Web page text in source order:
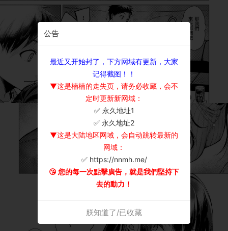
公告
最近又开始封了，下方网域有更新，大家
记得截图！！
▼这是楠楠的走失页，请务必收藏，会不
定时更新新网域：
✅ 永久地址1
✅ 永久地址2
▼这是大陆地区网域，会自动跳转最新的
网域：
✅ https://nnmh.me/
😘 您的每一次點擊廣告，就是我們堅持下
去的動力！
朕知道了/已收藏